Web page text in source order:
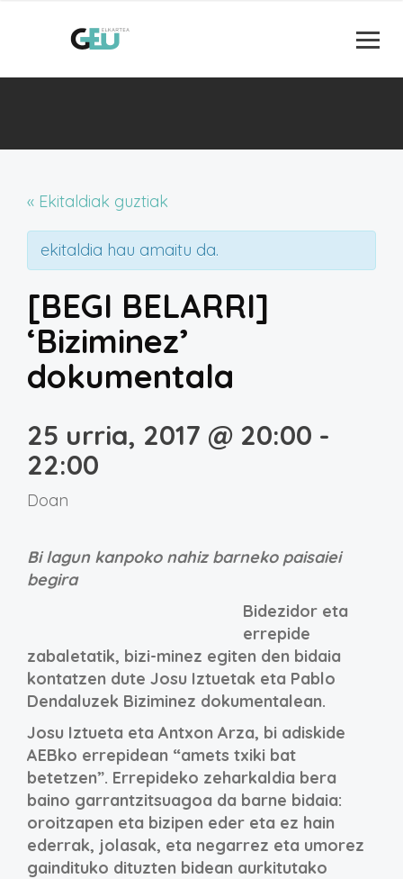
« Ekitaldiak guztiak
ekitaldia hau amaitu da.
[BEGI BELARRI]
‘Biziminez’
dokumentala
25 urria, 2017 @ 20:00 -
22:00
Doan
Bi lagun kanpoko nahiz barneko paisaiei
begira
Bidezidor eta
errepide
zabaletatik, bizi-minez egiten den bidaia
kontatzen dute Josu Iztuetak eta Pablo
Dendaluzek Biziminez dokumentalean.
Josu Iztueta eta Antxon Arza, bi adiskide
AEBko errepidean “amets txiki bat
betetzen”. Errepideko zeharkaldia bera
baino garrantzitsuagoa da barne bidaia:
oroitzapen eta bizipen eder eta ez hain
ederrak, jolasak, eta negarrez eta umorez
gaindituko dituzten bidean aurkitutako